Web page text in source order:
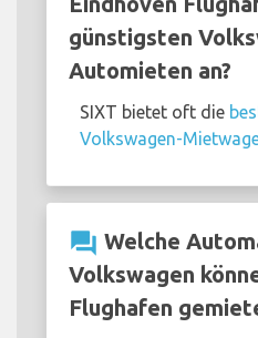
günstigsten
Automieten an?
SIXT bietet oft die
Volkswagen-
question_answer Welche
Volkswagen
Flughafen